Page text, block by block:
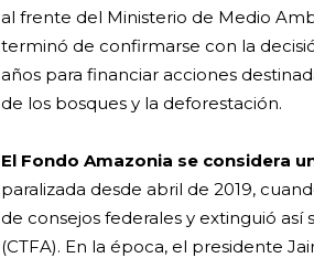
al frente del Ministerio de Medio
terminó de confirmarse con la
años para financiar acciones
de los bosques y la deforestación.
El Fondo Amazonia se considera
paralizada desde abril de 2019,
de consejos federales y extinguió así
(CTFA). En la época, el presidente